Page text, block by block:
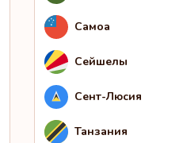
Самоа
Сейшелы
Сент-Люсия
Танзания